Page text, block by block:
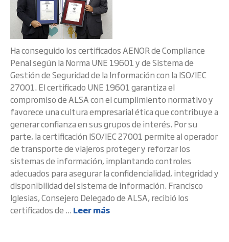
Ha conseguido los certificados AENOR de Compliance
Penal según la Norma UNE 19601 y de Sistema de
Gestión de Seguridad de la Información con la ISO/IEC
27001. El certificado UNE 19601 garantiza el
compromiso de ALSA con el cumplimiento normativo y
favorece una cultura empresarial ética que contribuye a
generar confianza en sus grupos de interés. Por su
parte, la certificación ISO/IEC 27001 permite al operador
de transporte de viajeros proteger y reforzar los
sistemas de información, implantando controles
adecuados para asegurar la confidencialidad, integridad y
disponibilidad del sistema de información. Francisco
Iglesias, Consejero Delegado de ALSA, recibió los
certificados de ... Leer más